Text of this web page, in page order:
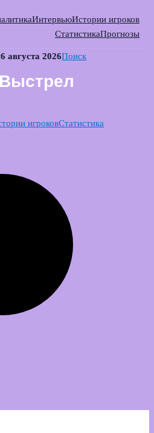
ИнтервьюИстории игроков
СтатистикаПрогнозы
6 августа 2026Поиск
игроковСтатистика